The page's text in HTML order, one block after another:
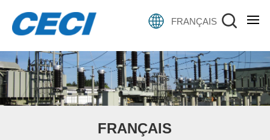
FRANÇAIS
FRANÇAIS